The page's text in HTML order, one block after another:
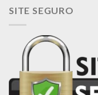
SITE SEGURO